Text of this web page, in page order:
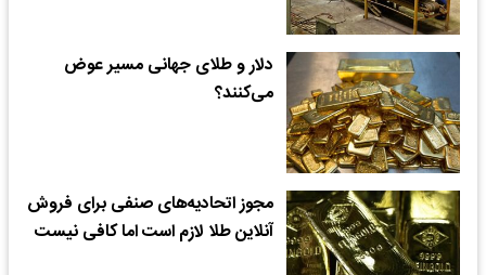
دلار و طلای جهانی مسیر عوض
می‌کنند؟
مجوز اتحادیه‌های صنفی برای فروش
آنلاین طلا لازم است اما کافی نیست